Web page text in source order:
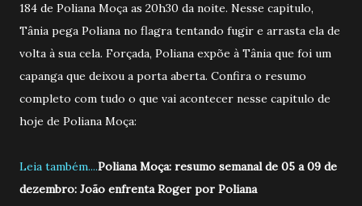
184 de Poliana Moça as 20h30 da noite. Nesse capitulo,
Tânia pega Poliana no flagra tentando fugir e arrasta ela de
volta à sua cela. Forçada, Poliana expõe à Tânia que foi um
capanga que deixou a porta aberta. Confira o resumo
completo com tudo o que vai acontecer nesse capitulo de
hoje de Poliana Moça:
Leia também....Poliana Moça: resumo semanal de 05 a 09 de
dezembro: João enfrenta Roger por Poliana